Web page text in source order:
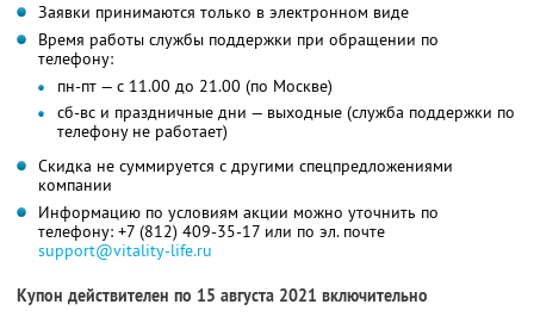
Заявки принимаются только в электронном виде
Время работы службы поддержки при обращении по
телефону:
пн-пт — с 11.00 до 21.00 (по Москве)
сб-вс и праздничные дни — выходные (служба поддержки по
телефону не работает)
Скидка не суммируется с другими спецпредложениями
компании
Информацию по условиям акции можно уточнить по
телефону: +7 (812) 409-35-17 или по эл. почте
support@vitality-life.ru
Купон действителен по 15 августа 2021 включительно